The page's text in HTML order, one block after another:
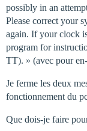
possibly in an
Please correct your
again. If your clock
program for
TT). » (avec pour
Je ferme les deux
fonctionnement du
Que dois-je faire